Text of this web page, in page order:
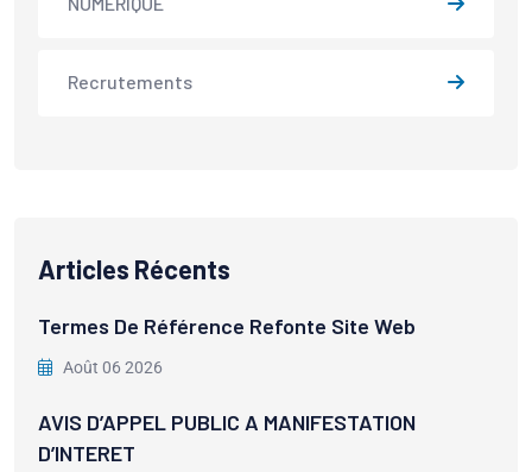
Recrutements
Articles Récents
Termes De Référence Refonte Site Web
Août 06 2026
AVIS D’APPEL PUBLIC A MANIFESTATION
D’INTERET